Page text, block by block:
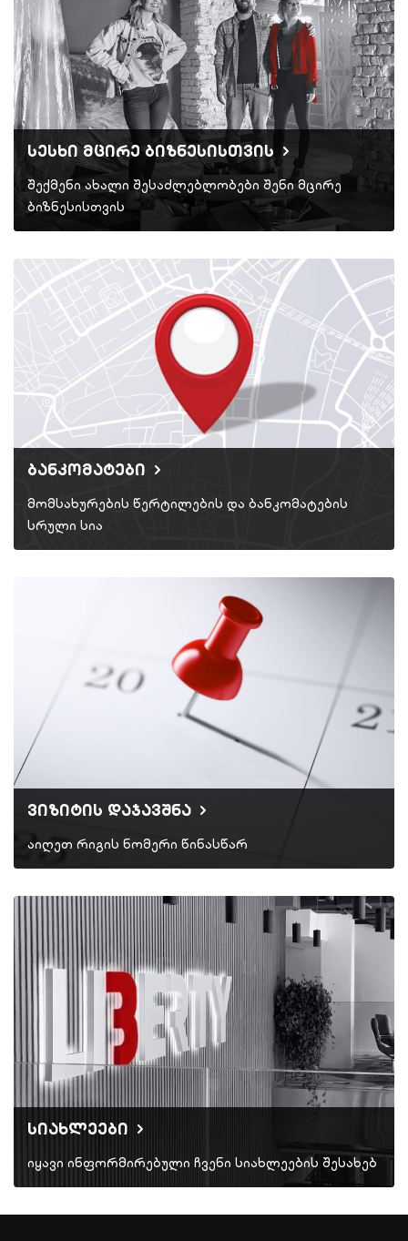
სესხი მცირე ბიზნესისთვის
შექმენი ახალი შესაძლებლობები შენი მცირე
ბიზნესისთვის
ბანკომატები
მომსახურების წერტილების და ბანკომატების
სრული სია
ვიზიტის დაჯავშნა
აიღეთ რიგის ნომერი წინასწარ
სიახლეები
იყავი ინფორმირებული ჩვენი სიახლეების შესახებ